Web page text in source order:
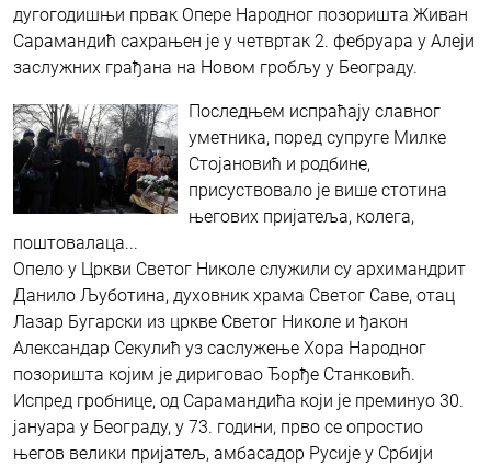
дугогодишњи првак Опере Народног позоришта Живан
Сарамандић сахрањен је у четвртак 2. фебруара у Алеји
заслужних грађана на Новом гробљу у Београду.
Последњем испраћају славног
уметника, поред супруге Милке
Стојановић и родбине,
присуствовало је више стотина
његових пријатеља, колега,
поштовалаца...
Опело у Цркви Светог Николе служили су aрхимандрит
Данило Љуботина, духовник храма Светог Саве, отац
Лазар Бугарски из цркве Светог Николе и ђакон
Александар Секулић уз саслужење Хора Народног
позоришта којим је дириговао Ђорђе Станковић.
Испред гробнице, од Сарамандића који је преминуо 30.
јануара у Београду, у 73. години, прво се опростио
његов велики пријатељ, амбасадор Русије у Србији